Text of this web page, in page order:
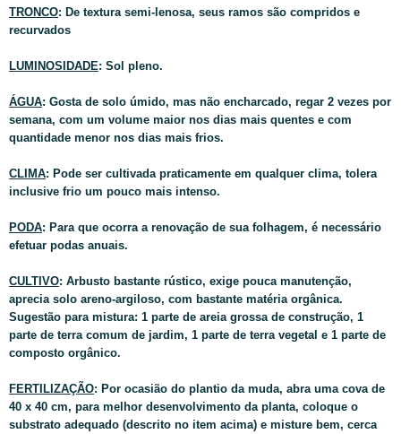
TRONCO: De textura semi-lenosa, seus ramos são compridos e
recurvados
LUMINOSIDADE: Sol pleno.
ÁGUA: Gosta de solo úmido, mas não encharcado, regar 2 vezes por
semana, com um volume maior nos dias mais quentes e com
quantidade menor nos dias mais frios.
CLIMA: Pode ser cultivada praticamente em qualquer clima, tolera
inclusive frio um pouco mais intenso.
PODA: Para que ocorra a renovação de sua folhagem, é necessário
efetuar podas anuais.
CULTIVO: Arbusto bastante rústico, exige pouca manutenção,
aprecia solo areno-argiloso, com bastante matéria orgânica.
Sugestão para mistura: 1 parte de areia grossa de construção, 1
parte de terra comum de jardim, 1 parte de terra vegetal e 1 parte de
composto orgânico.
FERTILIZAÇÃO: Por ocasião do plantio da muda, abra uma cova de
40 x 40 cm, para melhor desenvolvimento da planta, coloque o
substrato adequado (descrito no item acima) e misture bem, cerca